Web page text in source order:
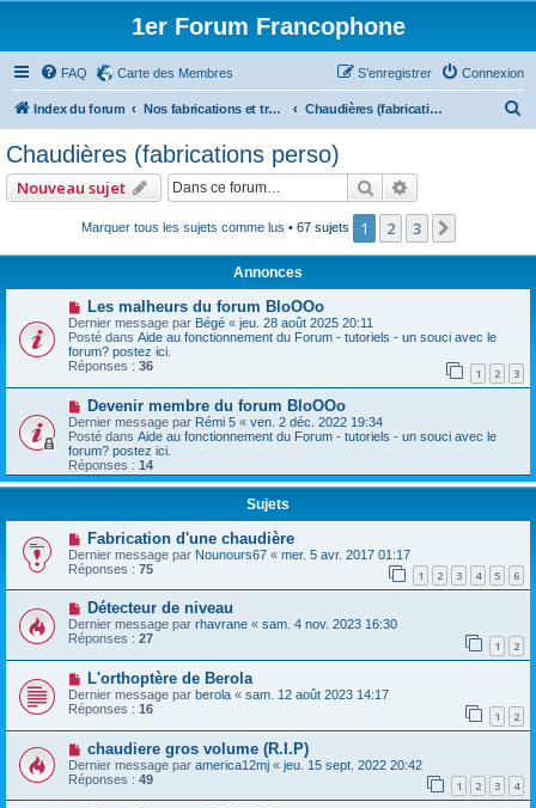
1er Forum Francophone
FAQ Carte des Membres Connexion
S’enregistrer
Index du forum Nos fabrications et travaux (sauf machines) Chaudières (fabrications perso)
r
Chaudières (fabrications perso)
Nouveau sujet Rechercher
Marquer tous les sujets comme lus • 67 sujets 1 2 3
Annonces
Les malheurs du forum BloOOo
Dernier message par Bégé « jeu. 28 août 2025 20:11
Posté dans Aide au fonctionnement du Forum - tutoriels - un souci avec le
forum? postez ici.
Réponses : 36 1 2 3
Devenir membre du forum BloOOo
Dernier message par Rémi 5 « ven. 2 déc. 2022 19:34
Posté dans Aide au fonctionnement du Forum - tutoriels - un souci avec le
forum? postez ici.
Réponses : 14
Sujets
Fabrication d'une chaudière
Dernier message par Nounours67 « mer. 5 avr. 2017 01:17
Réponses : 75 1 2 3 4 5 6
Détecteur de niveau
Dernier message par rhavrane « sam. 4 nov. 2023 16:30
Réponses : 27 1 2
L'orthoptère de Berola
Dernier message par berola « sam. 12 août 2023 14:17
Réponses : 16 1 2
chaudiere gros volume (R.I.P)
Dernier message par america12mj « jeu. 15 sept. 2022 20:42
Réponses : 49 1 2 3 4